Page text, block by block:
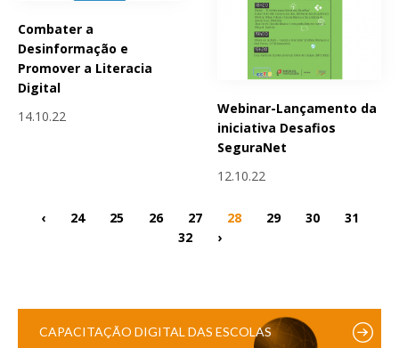
Combater a
Desinformação e
Promover a Literacia
Digital
14.10.22
Webinar-Lançamento da
iniciativa Desafios
SeguraNet
12.10.22
‹ 24 25 26 27 28 29 30
31
32
›
CAPACITAÇÃO DIGITAL DAS ESCOLAS